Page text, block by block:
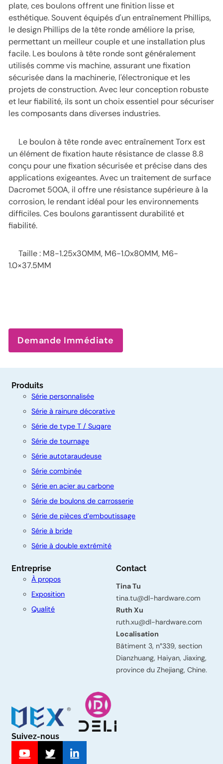
plate, ces boulons offrent une finition lisse et
esthétique. Souvent équipés d'un entraînement Phillips,
le design Phillips de la tête ronde améliore la prise,
permettant un meilleur couple et une installation plus
facile. Les boulons à tête ronde sont généralement
utilisés comme vis machine, assurant une fixation
sécurisée dans la machinerie, l'électronique et les
projets de construction. Avec leur conception robuste
et leur fiabilité, ils sont un choix essentiel pour sécuriser
les composants dans diverses industries.
Le boulon à tête ronde avec entraînement Torx est
un élément de fixation haute résistance de classe 8.8
conçu pour une fixation sécurisée et précise dans des
applications exigeantes. Avec un traitement de surface
Dacromet 500A, il offre une résistance supérieure à la
corrosion, le rendant idéal pour les environnements
difficiles. Ces boulons garantissent durabilité et
fiabilité.
Taille : M8-1.25x30MM, M6-1.0x80MM, M6-
1.0×37.5MM
Demande Immédiate
Produits
Série personnalisée
Série à rainure décorative
Série de type T / Suqare
Série de tournage
Série autotaraudeuse
Série combinée
Série en acier au carbone
Série de boulons de carrosserie
Série de pièces d’emboutissage
Série à bride
Série à double extrémité
Entreprise
À propos
Exposition
Qualité
Contact
Tina Tu
tina.tu@dl-hardware.com
Ruth Xu
ruth.xu@dl-hardware.com
Localisation
Bâtiment 3, n°339, section
Dianzhuang, Haiyan, Jiaxing,
province du Zhejiang, Chine.
Suivez-nous